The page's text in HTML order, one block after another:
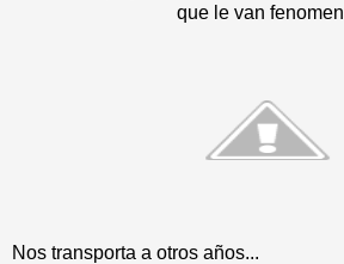
que le van
Nos transporta a otros años...